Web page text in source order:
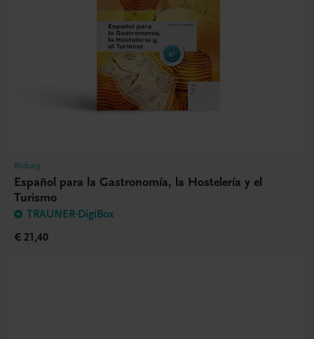
Bildung
Español para la Gastronomía, la Hostelería y el
Turismo
TRAUNER-DigiBox
€ 21,40